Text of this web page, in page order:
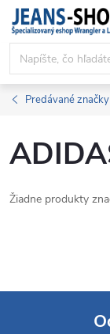
Prejsť
obsah
Predávané značky
Žiadne produkty